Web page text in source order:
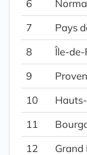
6
7
Pays
8
Île-de-
9
10
11
12
Grand